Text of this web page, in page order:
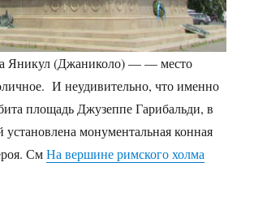
Яникул (Джаниколо) — — место
И неудивительно, что именно
площадь Джузеппе Гарибальди, в
установлена монументальная конная
СмНа вершине римского холма